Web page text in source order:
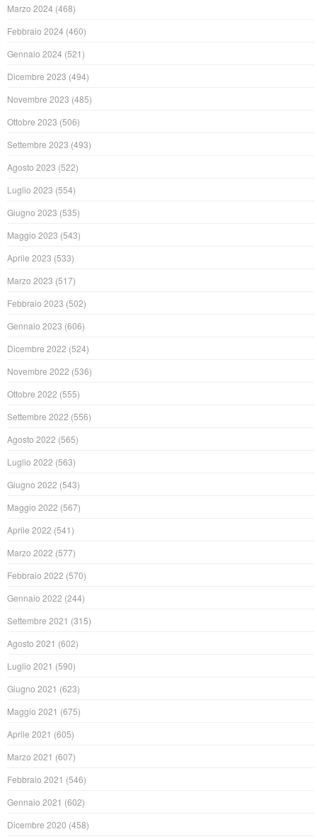
Marzo 2024 (468)
Febbraio 2024 (460)
Gennaio 2024 (521)
Dicembre 2023 (494)
Novembre 2023 (485)
Ottobre 2023 (506)
Settembre 2023 (493)
Agosto 2023 (522)
Luglio 2023 (554)
Giugno 2023 (535)
Maggio 2023 (543)
Aprile 2023 (533)
Marzo 2023 (517)
Febbraio 2023 (502)
Gennaio 2023 (606)
Dicembre 2022 (524)
Novembre 2022 (536)
Ottobre 2022 (555)
Settembre 2022 (556)
Agosto 2022 (565)
Luglio 2022 (563)
Giugno 2022 (543)
Maggio 2022 (567)
Aprile 2022 (541)
Marzo 2022 (577)
Febbraio 2022 (570)
Gennaio 2022 (244)
Settembre 2021 (315)
Agosto 2021 (602)
Luglio 2021 (590)
Giugno 2021 (623)
Maggio 2021 (675)
Aprile 2021 (605)
Marzo 2021 (607)
Febbraio 2021 (546)
Gennaio 2021 (602)
Dicembre 2020 (458)